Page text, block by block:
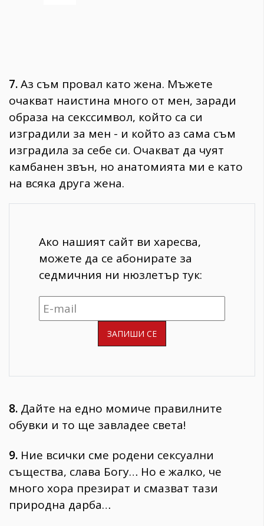
7.Аз съм провал като жена. Мъжете
очакват наистина много от мен, заради
образа на секссимвол, който са си
изградили за мен - и който аз сама съм
изградила за себе си. Очакват да чуят
камбанен звън, но анатомията ми е като
на всяка друга жена.
Ако нашият сайт ви харесва,
можете да се абонирате за
седмичния ни нюзлетър тук:
8. Дайте на едно момиче правилните
обувки и то ще завладее света!
9. Ние всички сме родени сексуални
същества, слава Богу… Но е жалко, че
много хора презират и смазват тази
природна дарба…